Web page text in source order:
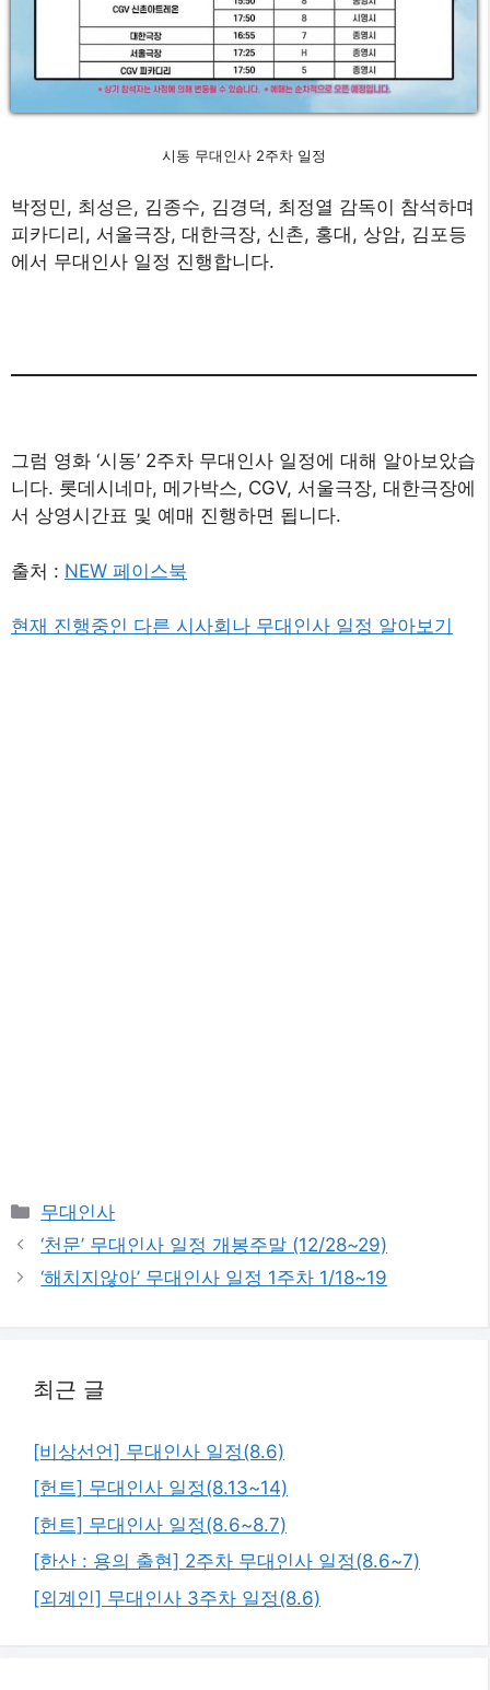
시동 무대인사 2주차 일정
박정민, 최성은, 김종수, 김경덕, 최정열 감독이 참석하며
피카디리, 서울극장, 대한극장, 신촌, 홍대, 상암, 김포등
에서 무대인사 일정 진행합니다.
그럼 영화 ‘시동’ 2주차 무대인사 일정에 대해 알아보았습
니다. 롯데시네마, 메가박스, CGV, 서울극장, 대한극장에
서 상영시간표 및 예매 진행하면 됩니다.
출처 : NEW 페이스북
현재 진행중인 다른 시사회나 무대인사 일정 알아보기
카
테
리
무대인사
‘천문’ 무대인사 일정 개봉주말 (12/28~29)
‘해치지않아’ 무대인사 일정 1주차 1/18~19
최근 글
[비상선언] 무대인사 일정(8.6)
[헌트] 무대인사 일정(8.13~14)
[헌트] 무대인사 일정(8.6~8.7)
[한산 : 용의 출현] 2주차 무대인사 일정(8.6~7)
[외계인] 무대인사 3주차 일정(8.6)